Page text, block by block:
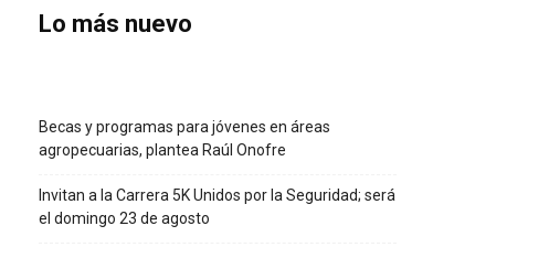
Lo más nuevo
Becas y programas para jóvenes en áreas
agropecuarias, plantea Raúl Onofre
Invitan a la Carrera 5K Unidos por la Seguridad; será
el domingo 23 de agosto